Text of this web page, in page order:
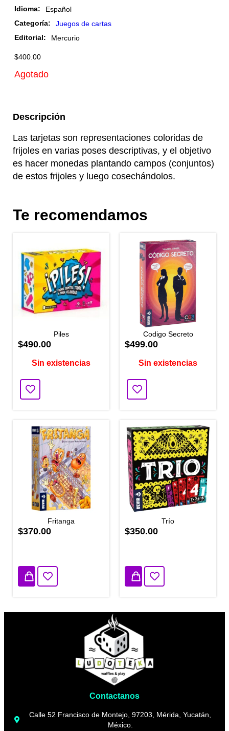
Idioma:
Español
Categoría:
Juegos de cartas
Editorial:
Mercurio
$400.00
Agotado
Descripción
Las tarjetas son representaciones coloridas de
frijoles en varias poses descriptivas, y el objetivo
es hacer monedas plantando campos (conjuntos)
de estos frijoles y luego cosechándolos.
Te recomendamos
Piles
$490.00
Sin existencias
Codigo Secreto
$499.00
Sin existencias
Fritanga
$370.00
Trío
$350.00
Contactanos
Calle 52 Francisco de Montejo, 97203, Mérida, Yucatán,
México.